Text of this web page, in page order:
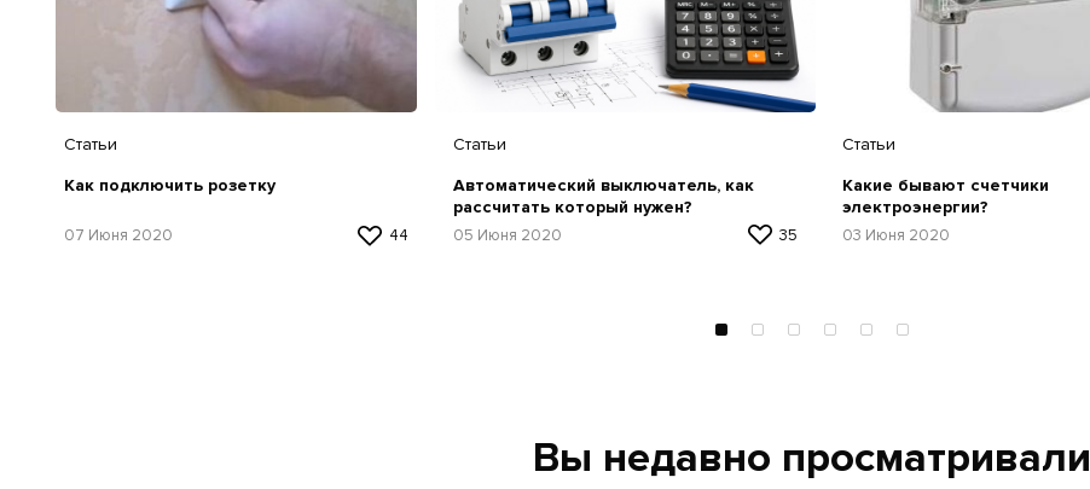
Статьи
Как подключить розетку
07 Июня 2020 44
Статьи
Автоматический выключатель, как
рассчитать который нужен?
05 Июня 2020 35
Статьи
Какие бывают счетчики
электроэнергии?
03 Июня 2020
Вы недавно просматривали